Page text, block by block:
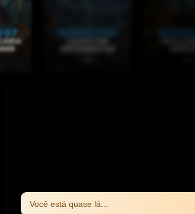
Você está quase lá...